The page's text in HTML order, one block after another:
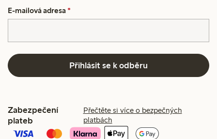
E-mailová adresa *
Přihlásit se k odběru
Zabezpečení
plateb
Přečtěte si více o bezpečných
platbách